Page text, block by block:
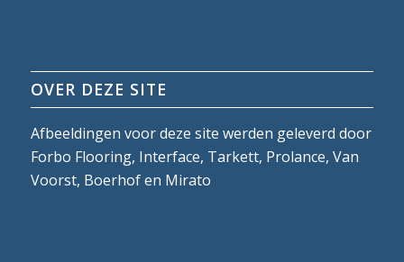
OVER DEZE SITE
Afbeeldingen voor deze site werden geleverd door
Forbo Flooring, Interface, Tarkett, Prolance, Van
Voorst, Boerhof en Mirato